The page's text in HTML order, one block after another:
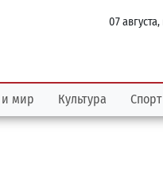
07
и мир Культура Спорт